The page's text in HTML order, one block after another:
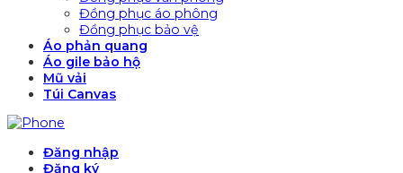
Đồng phục áo phông
Đồng phục bảo vệ
Áo phản quang
Áo gile bảo hộ
Mũ vải
Túi Canvas
Đăng nhập
Đăng ký